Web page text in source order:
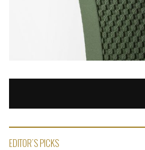
EDITOR'S PICKS